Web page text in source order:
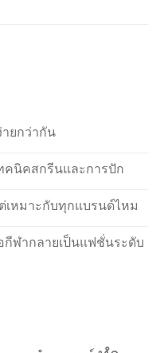
ายกว่ากัน
คนิคสกรีนและการปัก
เหมาะกับทุกแบรนด์ไหม
กีฬากลายเป็นแฟชั่นระดับ